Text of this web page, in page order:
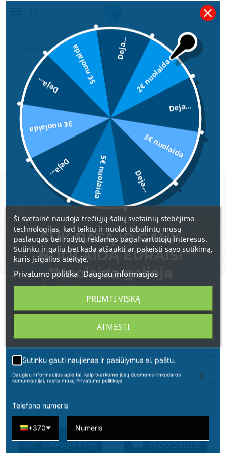
Norėdami įsigyti dovanų čekį privalote
prisijungti prie savo paskyros, o jei
neturite, privalote užsiregistruoti.
Užtruksite tik kelias minutes.
PRISIJUNGTI
NAUJIENLAIŠKIO PRENUMERATA
MANO PASKYRA
BENDRAUKIME
Ši svetainė naudoja trečiųjų šalių svetainių stebėjimo
technologijas, kad teiktų ir nuolat tobulintų mūsų
paslaugas bei rodytų reklamas pagal vartotojų interesus.
Sutinku ir galiu bet kada atšaukti ar pakeisti savo sutikimą,
kuris įsigalios ateityje.
Privatumo politika Daugiau informacijos
ATMESTI
PRIIMTI VISKĄ
2€ nuolaida
Deja...
3€ nuolaida
Deja...
5€ nuolaida
Deja...
3€ nuolaida
Deja... 5€ nuolaida Deja...
SUK RATĄ IR GAUK
NUOLAIDĄ EURAIS!
*Nuolaida galioja
apsipirkimams nuo 49 € !
Sutinku gauti naujienas ir pasiūlymus el. paštu.
Daugiau informacijos apie tai, kaip tvarkome jūsų duomenis rinkodaros
komunikacijai, rasite mūsų Privatumo politikoje
Telefono numeris
+370